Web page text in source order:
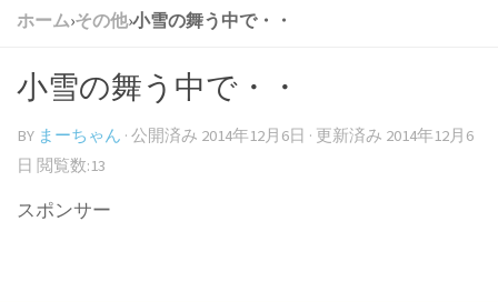
ホーム›その他›小雪の舞う中で・・
小雪の舞う中で・・
BY まーちゃん · 公開済み 2014年12月6日 · 更新済み 2014年12月6
日 閲覧数:13
スポンサー